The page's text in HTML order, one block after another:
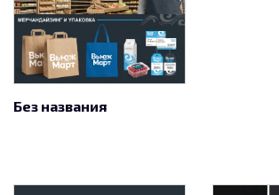
Без названия